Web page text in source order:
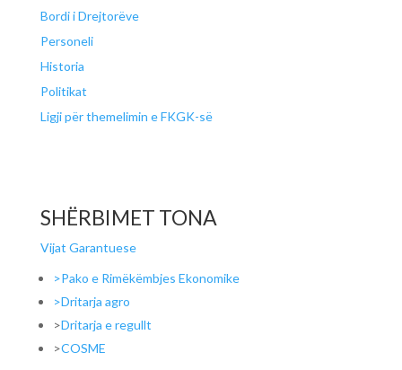
Bordi i Drejtorëve
Personeli
Historia
Politikat
Ligji për themelimin e FKGK-së
SHËRBIMET TONA
Vijat Garantuese
>Pako e Rimëkëmbjes Ekonomike
>Dritarja agro
>Dritarja e regullt
>COSME